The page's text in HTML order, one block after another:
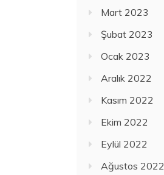
Mart 2023
Şubat 2023
Ocak 2023
Aralık 2022
Kasım 2022
Ekim 2022
Eylül 2022
Ağustos 2022